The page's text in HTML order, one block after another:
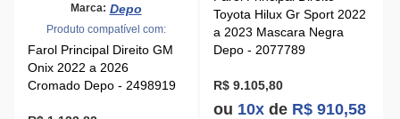
R$ 1.133,82
ou10xdeR$ 113,38
ou10xdeR$ 910,58